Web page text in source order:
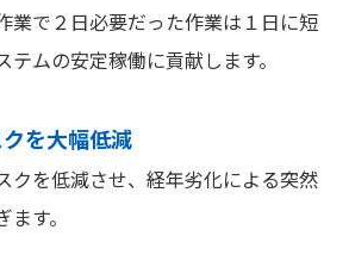
業で２日必要だった作業は１日に短
ムの安定稼働に貢献します。
を大幅低減
クを低減させ、経年劣化による突然
す。